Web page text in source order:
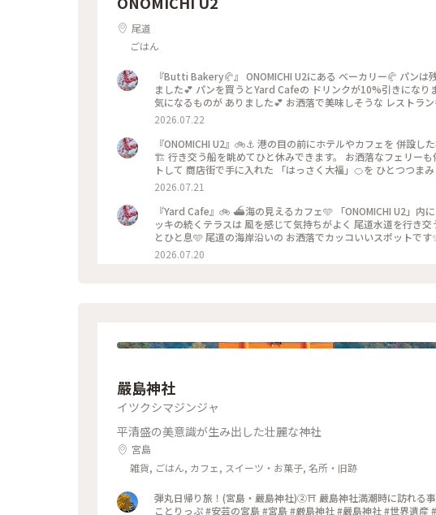
尾道
ごはん
『Butti Bakery🥐』 ONOMICHI U2にある ベーカリー🥐 パン
ました💕 パンを買うとYard Cafeの ドリンクが10%引きにな
気になるものが ありました💕 お洒落で美味しそうな レストラ
りなどに寄って帰るのも おすすめです🥰 ・ ・ #ひみつの絶景 #ことりっぷ尾道 #尾道ひとり旅 #ひとり旅 #尾道U2
#ONOMICHIU2 #ButtiBakery #ベーカリー #パン屋 #パン屋さ
#お土産 #おみやげ #尾道 #広島 #広島県
2026.07.22
『ONOMICHI U2』🚲⚓️ 港の目の前にホテルやカフェを 併設
🏗️ 行き交う船を眺めてひと休みできます。 お洒落なフェリー
トして 商店街で手に入れた 「はっさく大福」🍊を ひとつつま
的に売ってなかったので 「松愛堂」さんで買いました。 多分
福😍 ジューシーで爽やかで美味しかったです🧡 ・ ・ #ひみつの絶景 #美しい町 #ことりっぷ尾道 #尾道ひとり
とり旅 #尾道U2 #ONOMICHIU2 #YardCafe #ほっとひと息 #は
イーツ #和菓子 #おみやげ #お土産 #おみやげ図鑑 #港 #海 #船
尾道海岸通り #海の見える町 #尾道 #向島 #広島 #広島県
2026.07.21
『Yard Cafe』🚲 ⛴️海の見えるカフェ🩵 「ONOMICHI U2」内
ッキの続くテラスは 風を感じて気持ちがよく 尾道水道を行き
とひと息🩵 尾道の海岸沿いの お洒落でカッコいいスポットです✨ ・ ・ #ひみつの絶
ことりっぷ尾道 #尾道ひとり旅 #ひとり旅 #尾道U2
ひと息 #尾道カフェ #カフェ #広島カフェ #テラスカフェ #旅
2026.07.20
嚴島神社
イツクシマジンジャ
平清盛の美意識が生み出した壮麗な神社
宮島
雑貨, ごはん, カフェ, スイーツ・お菓子, 名所・旧跡
弾丸日帰り旅！(宮島・嚴島神社)②⛩️ 嚴島神社満潮時に訪れる
ことりっぷ #安芸の宮島 #宮島 #厳